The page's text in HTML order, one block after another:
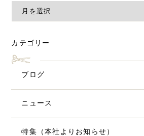
カテゴリー
ブログ
ニュース
特集（本社よりお知らせ）